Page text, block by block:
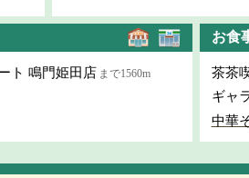
ト 鳴門姫田店 まで1560m
お食
茶茶
ギャ
中華